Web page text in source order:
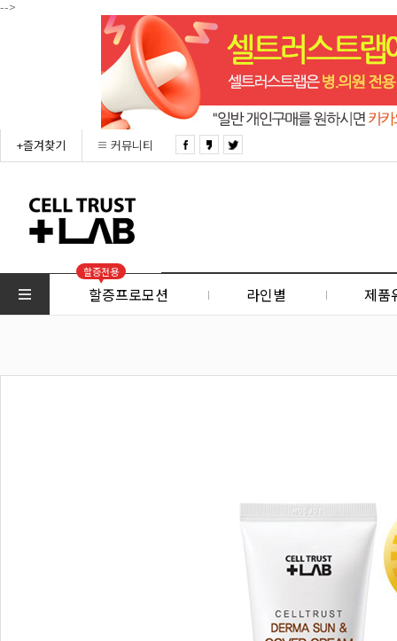
-->
+즐겨찾기 커뮤니티
할증전용
할증프로모션 라인별 제품